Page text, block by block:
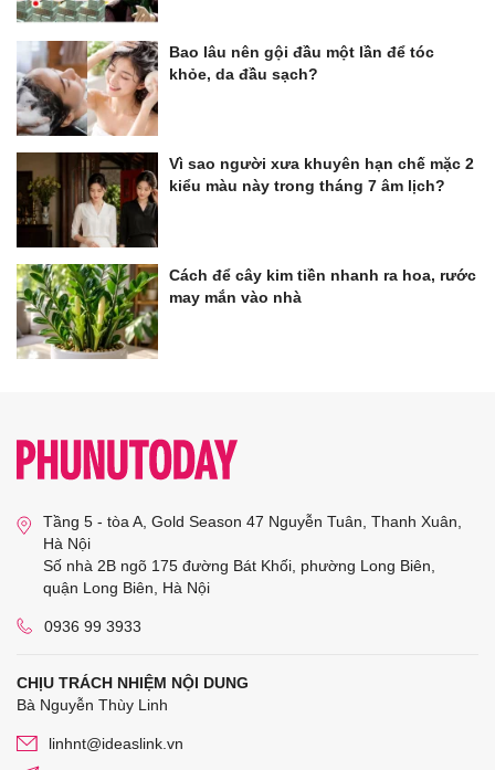
Bao lâu nên gội đầu một lần để tóc
khỏe, da đầu sạch?
Vì sao người xưa khuyên hạn chế mặc 2
kiểu màu này trong tháng 7 âm lịch?
Cách để cây kim tiền nhanh ra hoa, rước
may mắn vào nhà
Tầng 5 - tòa A, Gold Season 47 Nguyễn Tuân, Thanh Xuân,
Hà Nội
Số nhà 2B ngõ 175 đường Bát Khối, phường Long Biên,
quận Long Biên, Hà Nội
0936 99 3933
CHỊU TRÁCH NHIỆM NỘI DUNG
Bà Nguyễn Thùy Linh
linhnt@ideaslink.vn